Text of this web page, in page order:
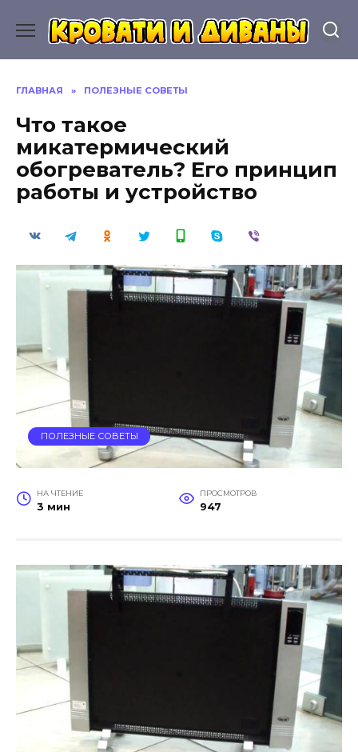
содержанию
ГЛАВНАЯ » ПОЛЕЗНЫЕ СОВЕТЫ
Что такое
микатермический
обогреватель? Его принцип
работы и устройство
ПОЛЕЗНЫЕ СОВЕТЫ
НА ЧТЕНИЕ
3 мин
ПРОСМОТРОВ
947